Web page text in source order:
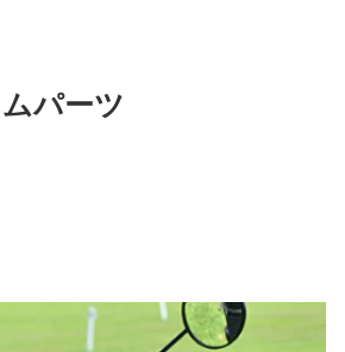
パーツ